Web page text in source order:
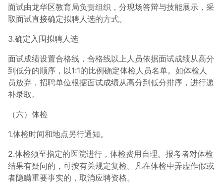
面试由龙华区教育局负责组织，分现场答辩与技能展示，采
取面试直接确定拟聘人选的方式。
3.确定入围拟聘人选
面试成绩设置合格线，合格线以上人员依据面试成绩从高分
到低分的顺序，以1:1的比例确定体检人员名单。如体检人
员放弃，招聘单位根据面试成绩从高分到低分排序，进行递
补录取。
（六）体检
1.体检时间和地点另行通知。
2.体检须至指定的医院进行，体检费用自理。报考者对体检
结果有疑问的，可按有关规定复检。凡在体检中弄虚作假或
者隐瞒重要事实的，取消应聘资格。